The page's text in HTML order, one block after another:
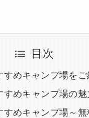
目次
すめキャンプ場をご
すめキャンプ場の魅
すめキャンプ場～無